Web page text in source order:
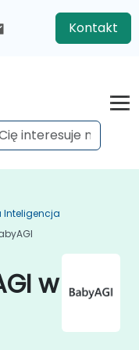
Kontakt
Inteligencja
w